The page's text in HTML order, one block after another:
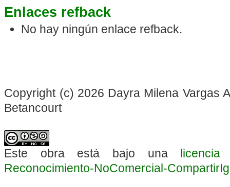
Enlaces refback
No hay ningún enlace refback.
Copyright (c) 2026 Dayra Milena Vargas
Betancourt
Este obra está bajo una
Reconocimiento-NoComercial-